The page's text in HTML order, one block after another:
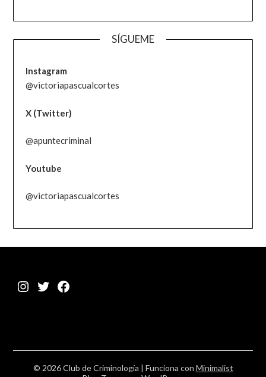
SÍGUEME
Instagram
@victoriapascualcortes
X (Twitter)
@apuntecriminal
Youtube
@victoriapascualcortes
Instagram
TwitterFacebook
© 2026 Club de Criminología | Funciona con Minimalist